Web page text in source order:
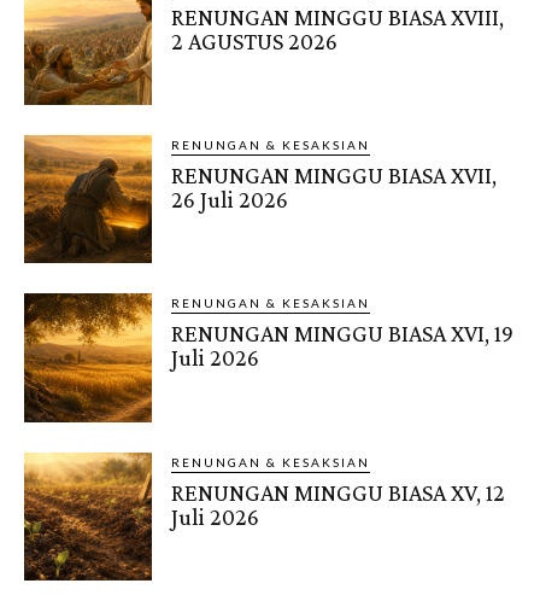
RENUNGAN MINGGU BIASA XVIII,
2 AGUSTUS 2026
RENUNGAN & KESAKSIAN
RENUNGAN MINGGU BIASA XVII,
26 Juli 2026
RENUNGAN & KESAKSIAN
RENUNGAN MINGGU BIASA XVI, 19
Juli 2026
RENUNGAN & KESAKSIAN
RENUNGAN MINGGU BIASA XV, 12
Juli 2026